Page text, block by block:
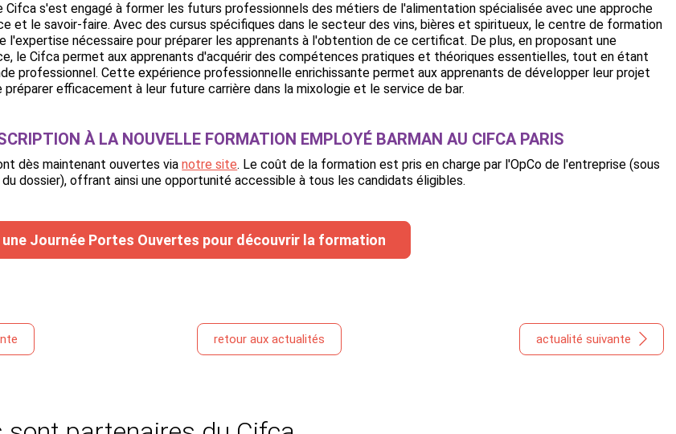
Cifca s'est engagé à former les futurs professionnels des métiers de l'alimentation spécialisée avec une approche
et le savoir-faire. Avec des cursus spécifiques dans le secteur des vins, bières et spiritueux, le centre de formation
l'expertise nécessaire pour préparer les apprenants à l'obtention de ce certificat. De plus, en proposant une
le Cifca permet aux apprenants d'acquérir des compétences pratiques et théoriques essentielles, tout en étant
professionnel. Cette expérience professionnelle enrichissante permet aux apprenants de développer leur projet
efficacement à leur future carrière dans la mixologie et le service de bar.
À LA NOUVELLE FORMATION EMPLOYÉ BARMAN AU CIFCA PARIS
dès maintenant ouvertes vianotre site. Le coût de la formation est pris en charge par l'OpCo de l'entreprise (sous
dossier), offrant ainsi une opportunité accessible à tous les candidats éligibles.
une Journée Portes Ouvertes pour découvrir la formation
retour aux actualités actualité suivante